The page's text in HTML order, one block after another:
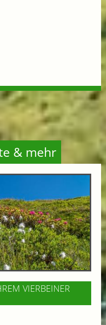
& mehr
VIERBEINER